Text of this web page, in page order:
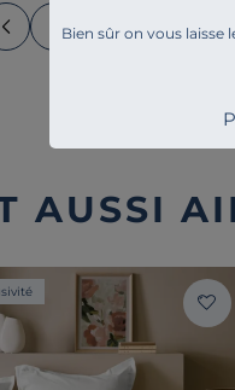
Bien sûr on vous laisse
AUSSI